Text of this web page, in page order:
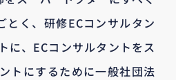
とく、研修ECコンサルタン
に、ECコンサルタントをス
トにするために一般社団法